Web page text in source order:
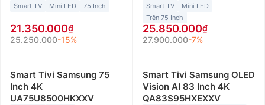
Smart TV Mini LED 75 Inch
21.350.000
25.250.000-15%
Smart TV
Mini LED
Trên 75 Inch
25.850.000
27.900.000-7%
Smart Tivi Samsung 75
Inch 4K
UA75U8500HKXXV
Smart Tivi Samsung OLED
Vision AI 83 Inch 4K
QA83S95HXEXXV